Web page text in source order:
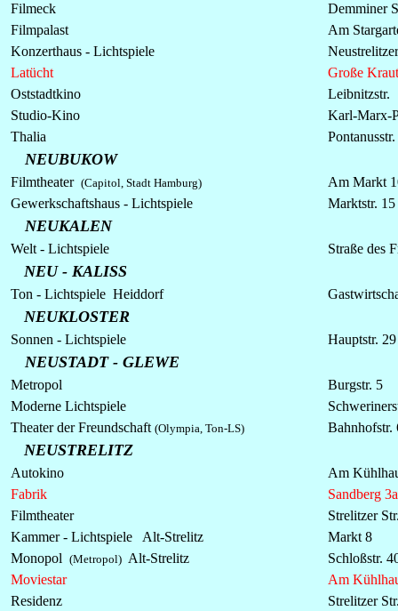
Filmeck
Demminer
Filmpalast
Am
Konzerthaus - Lichtspiele
Latücht
Große
Oststadtkino
Leibnitzstr.
Studio-Kino
Karl-Marx-
Thalia
NEUBUKOW
Filmtheater (Capitol, Stadt Hamburg)
Am Markt
Gewerkschaftshaus - Lichtspiele Marktstr. 15
NEUKALEN
Welt - Lichtspiele Straße des
NEU - KALISS
Ton - Lichtspiele Heiddorf
NEUKLOSTER
Sonnen - Lichtspiele Hauptstr. 29
NEUSTADT - GLEWE
Metropol
Burgstr. 5
Moderne Lichtspiele
Theater der Freundschaft (Olympia, Ton-LS)
NEUSTRELITZ
Autokino
Am
Fabrik
Sandberg 3a
Filmtheater
Strelitzer
Kammer - Lichtspiele Alt-Strelitz
Markt 8
Monopol (Metropol) Alt-Strelitz
Schloßstr.
Moviestar
Am
Residenz
Strelitzer